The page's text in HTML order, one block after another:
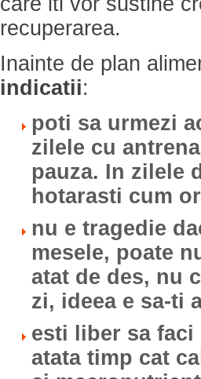
recuperarea.
Inainte de plan
indicatii:
poti sa urmezi
zilele cu
pauza. In zilele
hotarasti cum
nu e tragedie
mesele, poate
atat de des, nu
zi, ideea e sa-ti
esti liber sa
atata timp cat